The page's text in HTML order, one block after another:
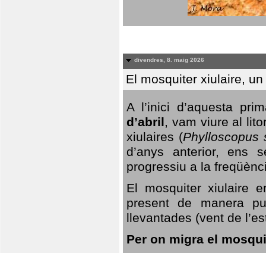
divendres, 8. maig 2026
El mosquiter xiulaire,
A l’inici d’aquesta
d’abril, vam viure al
xiulaires (Phylloscopus
d’anys anterior, ens
progressiu a la
El mosquiter xiulaire
present de manera
llevantades (vent de
Per on migra el